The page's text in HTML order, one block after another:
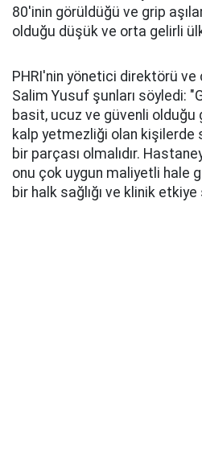
80'inin görüldüğü ve grip
olduğu düşük ve orta gelirli
PHRI'nin yönetici direktörü ve
Salim Yusuf şunları söyledi:
basit, ucuz ve güvenli olduğu
kalp yetmezliği olan kişilerde
bir parçası olmalıdır.
onu çok uygun maliyetli hale
bir halk sağlığı ve klinik